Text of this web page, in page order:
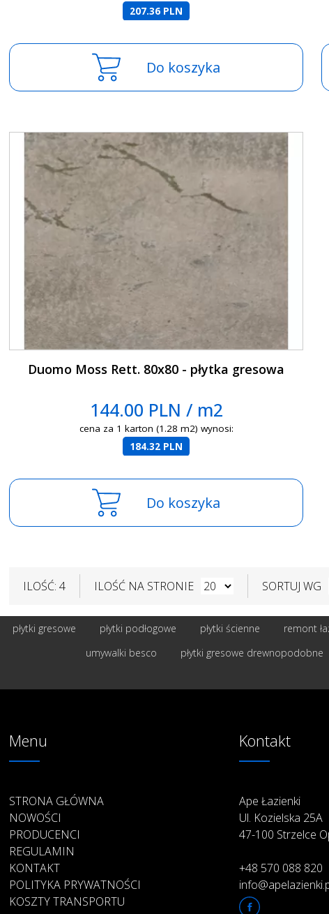
207.36 PLN
Do koszyka
Duomo Moss Rett. 80x80 - płytka gresowa
144.00 PLN / m2
cena za 1 karton (1.28 m2) wynosi:
184.32 PLN
Do koszyka
ILOŚĆ: 4 ILOŚĆ NA STRONIE SORTUJ WG
płytki gresowe płytki podłogowe płytki ścienne remont
umywalki besco
płytki gresowe drewnopodobne
Menu
STRONA GŁÓWNA
NOWOŚCI
PRODUCENCI
REGULAMIN
KONTAKT
POLITYKA PRYWATNOŚCI
KOSZTY TRANSPORTU
Kontakt
Ape Łazienki
Ul. Kozielska 25A
47-100 Strzelce
+48 570 088 820